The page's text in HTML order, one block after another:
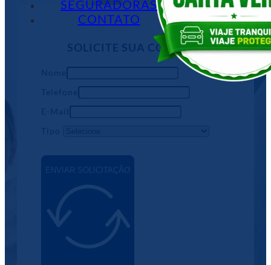
SEGURADORAS
CONTATO
SOLICITE SUA COTAÇÃO
ENVIAR SOLICITAÇÃO